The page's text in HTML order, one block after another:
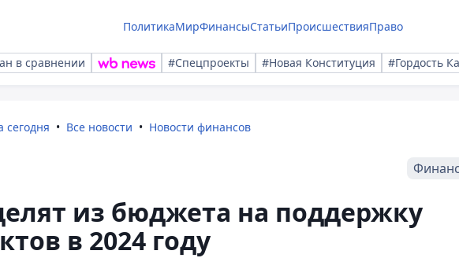
ПолитикаМирФинансыСтатьиПроисшествияПраво
в сравнении #Спецпроекты #Новая Конституция #Гордость
сегодня Все новости Новости финансов
из бюджета на поддержку
в 2024 году